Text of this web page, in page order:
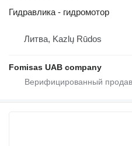
Гидравлика - гидромотор
Литва, Kazlų Rūdos
Fomisas UAB company